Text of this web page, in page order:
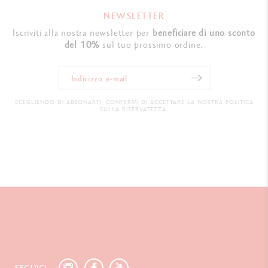
NEWSLETTER
Iscriviti alla nostra newsletter per beneficiare di uno sconto
del 10% sul tuo prossimo ordine.
SCEGLIENDO DI ABBONARTI, CONFERMI DI ACCETTARE LA NOSTRA POLITICA
SULLA RISERVATEZZA.